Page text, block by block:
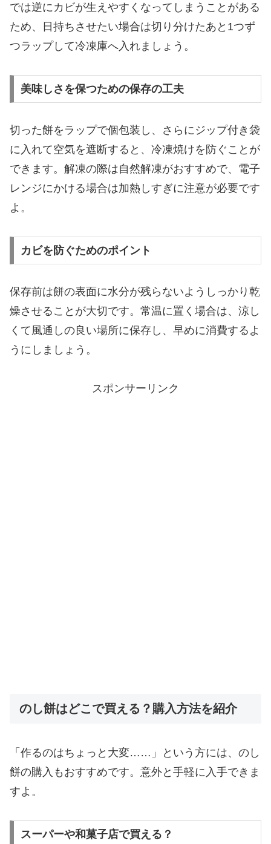
では逆にカビが生えやすくなってしまうことがある
ため、日持ちさせたい場合は切り分けたあと1つず
つラップして冷凍庫へ入れましょう。
美味しさを保つための保存の工夫
切った餅をラップで個包装し、さらにジップ付き袋
に入れて空気を遮断すると、冷凍焼けを防ぐことが
できます。解凍の際は自然解凍がおすすめで、電子
レンジにかける場合は加熱しすぎに注意が必要です
よ。
カビを防ぐためのポイント
保存前は餅の表面に水分が残らないようしっかり乾
燥させることが大切です。常温に置く場合は、涼し
くて風通しの良い場所に保存し、早めに消費するよ
うにしましょう。
スポンサーリンク
のし餅はどこで買える？購入方法を紹介
「作るのはちょっと大変……」という方には、のし
餅の購入もおすすめです。意外と手軽に入手できま
すよ。
スーパーや和菓子店で買える？